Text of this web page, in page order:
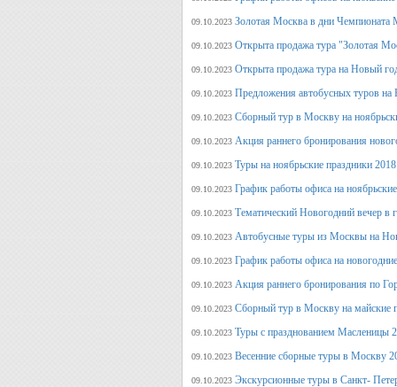
09.10.2023 Золотая Москва в дни Чемпионата
09.10.2023 Открыта продажа тура "Золотая
09.10.2023 Открыта продажа тура на Новый
09.10.2023 Предложения автобусных туров
09.10.2023 Сборный тур в Москву на
09.10.2023 Акция раннего бронирования
09.10.2023 Туры на ноябрьские праздники 2018
09.10.2023 График работы офиса на
09.10.2023 Тематический Новогодний вечер
09.10.2023 Автобусные туры из Москвы на
09.10.2023 График работы офиса на
09.10.2023 Акция раннего бронирования по
09.10.2023 Сборный тур в Москву на майские
09.10.2023 Туры с празднованием Масленицы
09.10.2023 Весенние сборные туры в Москву
09.10.2023 Экскурсионные туры в Санкт-